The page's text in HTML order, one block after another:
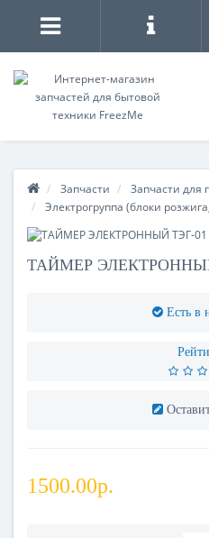
Запчасти
Запчасти для
Электрогруппа (блоки
ТАЙМЕР
Есть в
1500.00р.